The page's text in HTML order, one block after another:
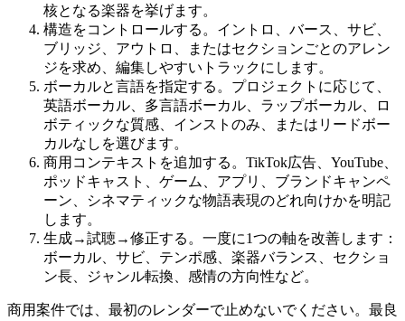
核となる楽器を挙げます。
構造をコントロールする。イントロ、バース、サビ、
ブリッジ、アウトロ、またはセクションごとのアレン
ジを求め、編集しやすいトラックにします。
ボーカルと言語を指定する。プロジェクトに応じて、
英語ボーカル、多言語ボーカル、ラップボーカル、ロ
ボティックな質感、インストのみ、またはリードボー
カルなしを選びます。
商用コンテキストを追加する。TikTok広告、YouTube、
ポッドキャスト、ゲーム、アプリ、ブランドキャンペ
ーン、シネマティックな物語表現のどれ向けかを明記
します。
生成→試聴→修正する。一度に1つの軸を改善します：
ボーカル、サビ、テンポ感、楽器バランス、セクショ
ン長、ジャンル転換、感情の方向性など。
商用案件では、最初のレンダーで止めないでください。最良